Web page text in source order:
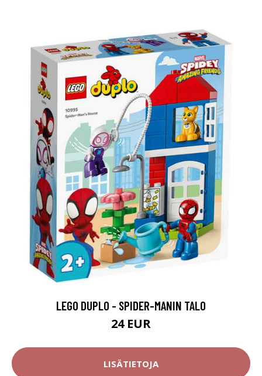
LEGO DUPLO - SPIDER-MANIN TALO
24 EUR
LISÄTIETOJA